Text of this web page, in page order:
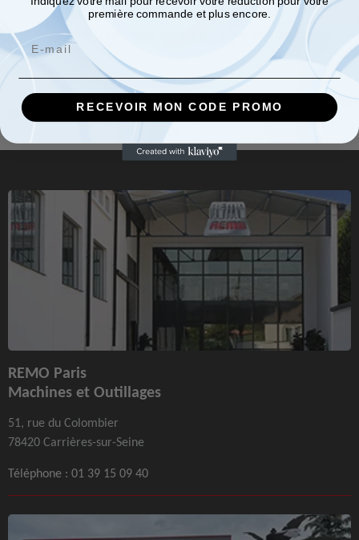
IW 125SD
Découvrez ici l’ensemble de nos poinçons et matrices
Produits associés
REMO Paris
Machines et Outillages
51, rue du Colombier
78420 Carrières-sur-Seine
Téléphone : 01 39 15 09 40
première commande et plus encore.
Email
RECEVOIR MON CODE PROMO